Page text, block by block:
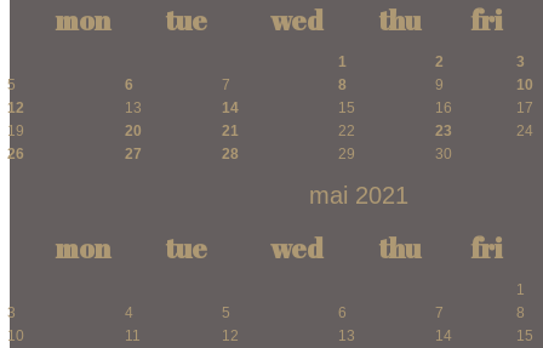
mon tue wed thu fri
1 2
3
5
6 7 8 9
10
12
13 14 15 16
17
19
20 21 22 23
24
26
27 28 29 30
mai 2021
mon tue wed thu fri
1
3
4 5 6 7
8
10
11 12 13 14 15